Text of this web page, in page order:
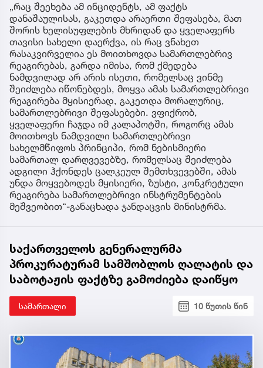
„რაც შეეხება ამ ინციდენტს, ამ ფაქტს
დანაშაულისას, გაკეთდა არაერთი შეფასება, მათ
შორის ხელისუფლების მხრიდან და ყველაფერს
თავისი სახელი დაერქვა, ის რაც ვნახეთ
რასაკვირველია ეს მოითხოვდა სამართლებრივ
რეაგირებას, გარდა იმისა, რომ ქმედება
ნამდვილად არ არის ისეთი, რომელსაც ვინმე
შეიძლება იწონებდეს, მოყვა ამას სამართლებრივი
რეაგირება მყისიერად, გაკეთდა მორალურიც,
სამართლებრივი შეფასებები. ვფიქრობ,
ყველაფერი ჩაჯდა იმ კალაპოტში, როგორც ამას
მოითხოვს ნამდვილი სამართლებრივი
სახელმწიფოს პრინციპი, რომ ნებისმიერი
სამართალ დარღვევებზე, რომელსაც შეიძლება
ადგილი ჰქონდეს ცალკეულ შემთხვევებში, ამას
უნდა მოყვებოდეს მყისიერი, ზუსტი, კონკრეტული
რეაგირება სამართლებრივი ინსტრუმენტების
მეშვეობით“-განაცხადა ჯანდაცვის მინისტრმა.
საქართველოს გენერალურმა
პროკურატურამ სამშობლოს ღალატის და
საბოტაჟის ფაქტზე გამოძიება დაიწყო
სამართალი 10 წუთის წინ